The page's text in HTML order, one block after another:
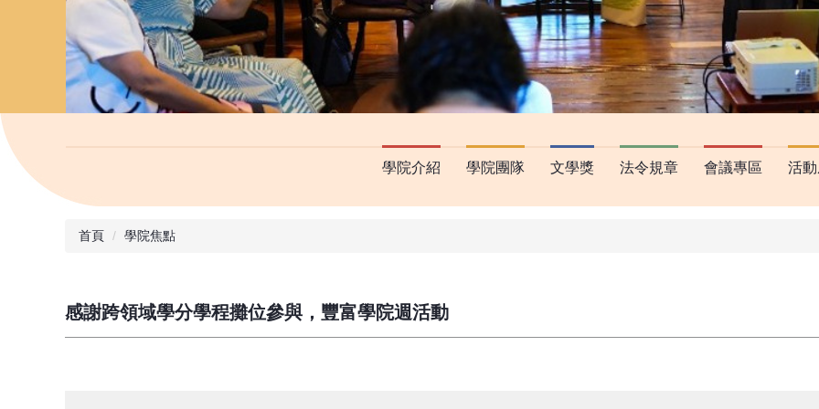
學院介紹 學院團隊 文學獎 法令規章 會議專區 活
首頁 學院焦點
感謝跨領域學分學程攤位參與，豐富學院週活動